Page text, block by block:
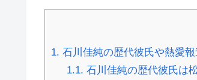
1. 石川佳純の歴代彼氏や熱愛報
1.1. 石川佳純の歴代彼氏は